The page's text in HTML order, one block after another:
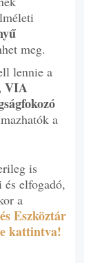
meg.
lennie a
VIA
a
is
elfogadó,
a
Eszköztár
kattintva!